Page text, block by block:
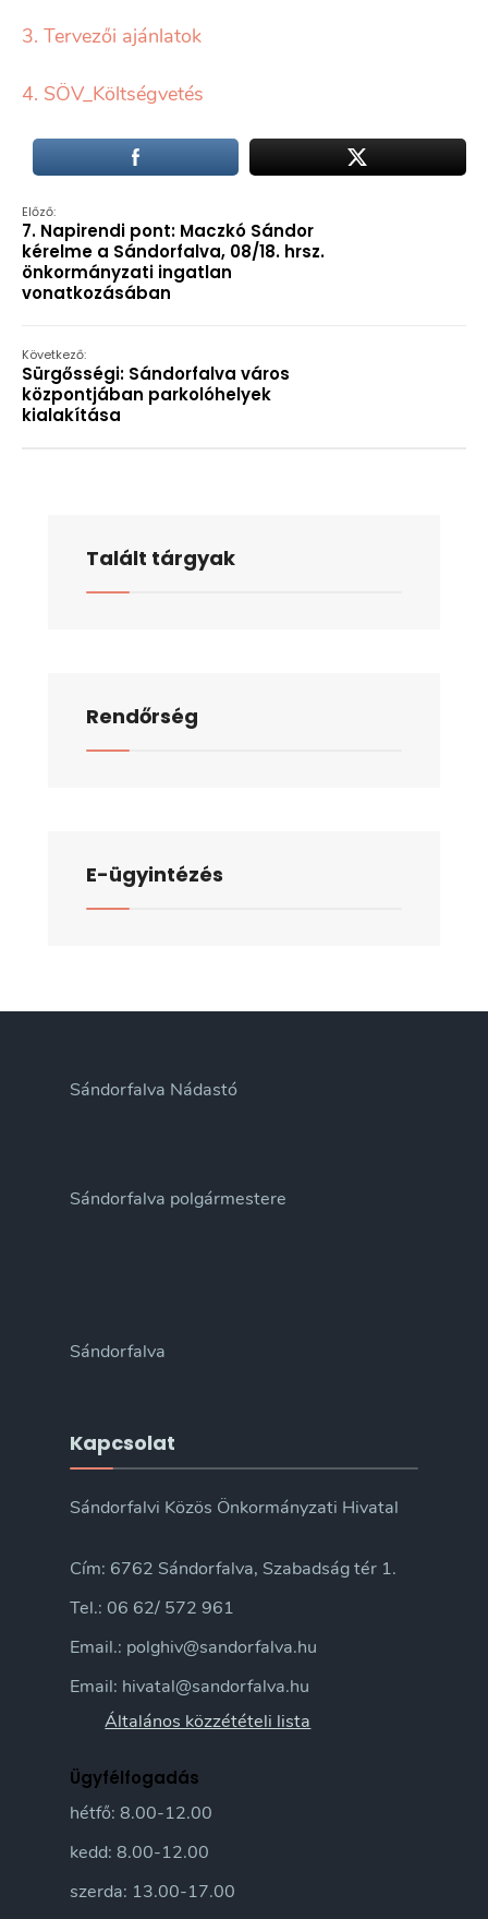
3. Tervezői ajánlatok
4. SÖV_Költségvetés
Előző:
7. Napirendi pont: Maczkó Sándor
kérelme a Sándorfalva, 08/18. hrsz.
önkormányzati ingatlan
vonatkozásában
Következő:
Sürgősségi: Sándorfalva város
központjában parkolóhelyek
kialakítása
Talált tárgyak
Rendőrség
E-ügyintézés
Sándorfalva Nádastó
Sándorfalva polgármestere
Sándorfalva
Kapcsolat
Sándorfalvi Közös Önkormányzati Hivatal
Cím: 6762 Sándorfalva, Szabadság tér 1.
Tel.: 06 62/ 572 961
Email.: polghiv@sandorfalva.hu
Email: hivatal@sandorfalva.hu
Általános közzétételi lista
Ügyfélfogadás
hétfő: 8.00-12.00
kedd: 8.00-12.00
szerda: 13.00-17.00